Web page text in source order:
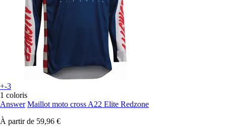
+-3
1 coloris
Answer Maillot moto cross A22 Elite Redzone
À partir de 59,96 €